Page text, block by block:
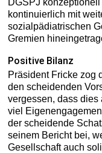
kontinuierlich mit
sozialpädiatrischen
Gremien
Positive Bilanz
Präsident Fricke zog
den scheidenden
vergessen, dass dies
viel
der scheidende
seinem Bericht bei,
Gesellschaft auch